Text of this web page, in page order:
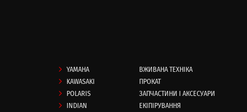
YAMAHA
KAWASAKI
POLARIS
INDIAN
ВЖИВАНА ТЕХНІКА
ПРОКАТ
ЗАПЧАСТИНИ І АКСЕСУАРИ
ЕКІПІРУВАННЯ